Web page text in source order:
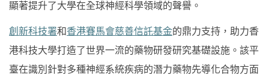
顯著提升了大學在全球神經科學領域的聲譽。
創新科技署和香港賽馬會慈善信託基金的鼎力支持，助力香
港科技大學打造了世界一流的藥物研發研究基礎設施。該平
臺在識別針對多種神經系統疾病的潛力藥物先導化合物方面